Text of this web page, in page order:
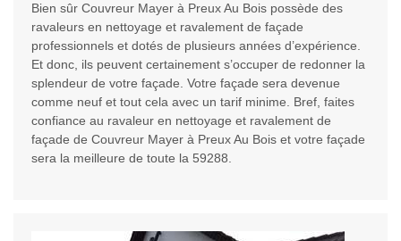
Bien sûr Couvreur Mayer à Preux Au Bois possède des
ravaleurs en nettoyage et ravalement de façade
professionnels et dotés de plusieurs années d’expérience.
Et donc, ils peuvent certainement s’occuper de redonner la
splendeur de votre façade. Votre façade sera devenue
comme neuf et tout cela avec un tarif minime. Bref, faites
confiance au ravaleur en nettoyage et ravalement de
façade de Couvreur Mayer à Preux Au Bois et votre façade
sera la meilleure de toute la 59288.